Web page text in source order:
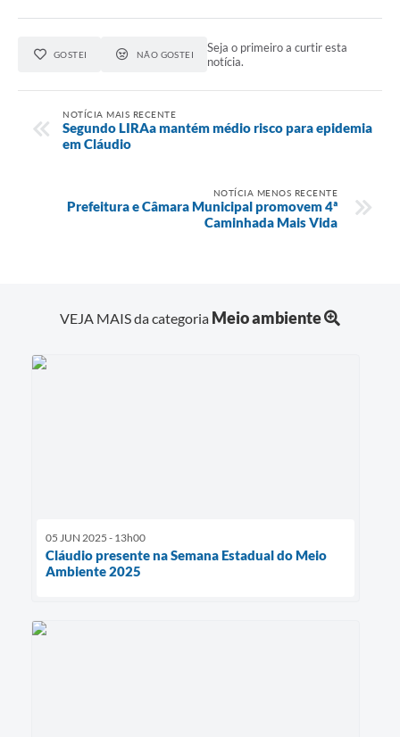
GOSTEI NÃO GOSTEI
Seja o primeiro a curtir esta
notícia.
NOTÍCIA MAIS RECENTE
Segundo LIRAa mantém médio risco para epidemia
em Cláudio
NOTÍCIA MENOS RECENTE
Prefeitura e Câmara Municipal promovem 4ª
Caminhada Mais Vida
VEJA MAIS da categoria Meio ambiente
05 JUN 2025 - 13h00
Cláudio presente na Semana Estadual do Meio
Ambiente 2025